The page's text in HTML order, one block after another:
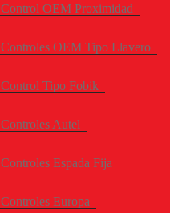
Control OEM Proximidad
Controles OEM Tipo Llavero
Control Tipo Fobik
Controles Autel
Controles Espada Fija
Controles Europa